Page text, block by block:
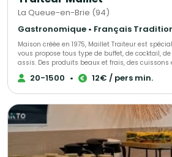
savoureuse et une ambiance où le partage est
à notre expertise pour créer des moments qui
marquer vos invités.
La Queue-en-Brie (94)
Maison créée en 1975, Maillet Traiteur est
vous propose tous type de buffet, de cocktail,
assis. Des produits beaux et frais, des cuissons et assaisonnements
adaptés, le tout fait maison par notre chef de
Recettes élégantes, parfois oubliées et souvent
l'organisation de réception.
20-1500 • 12€ / pers min.